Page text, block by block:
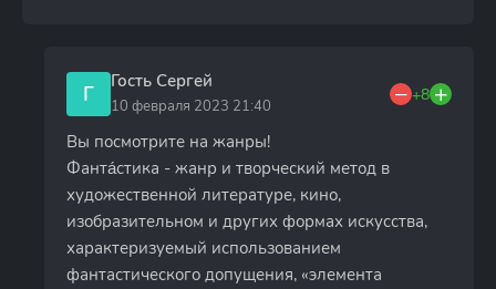
Г Гость Сергей
10 февраля 2023 21:40
+8
Вы посмотрите на жанры!
Фанта́стика - жанр и творческий метод в
художественной литературе, кино,
изобразительном и других формах искусства,
характеризуемый использованием
фантастического допущения, «элемента